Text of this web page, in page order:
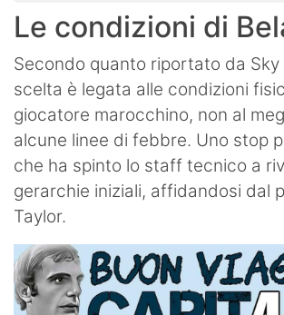
Le condizioni di
Secondo quanto riportato da Sky
scelta è legata alle condizioni
giocatore marocchino, non al
alcune linee di febbre. Uno stop
che ha spinto lo staff tecnico a
gerarchie iniziali, affidandosi dal
Taylor.